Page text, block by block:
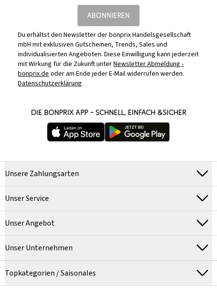
ABONNIEREN
Du erhältst den Newsletter der bonprix Handelsgesellschaft
mbH mit exklusiven Gutscheinen, Trends, Sales und
individualisierten Angeboten. Diese Einwilligung kann jederzeit
mit Wirkung für die Zukunft unterNewsletter Abmeldung -
bonprix.deoder am Ende jeder E-Mail widerrufen werden.
Datenschutzerklärung
DIE BONPRIX APP – SCHNELL, EINFACH &SICHER
Unsere Zahlungsarten
Unser Service
Unser Angebot
Unser Unternehmen
Topkategorien / Saisonales